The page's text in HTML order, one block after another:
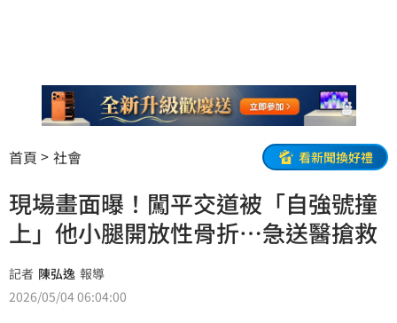
首頁 社會 看新聞換好禮
現場畫面曝！闖平交道被「自強號撞
上」他小腿開放性骨折…急送醫搶救
記者 陳弘逸 報導
2026/05/04 06:04:00